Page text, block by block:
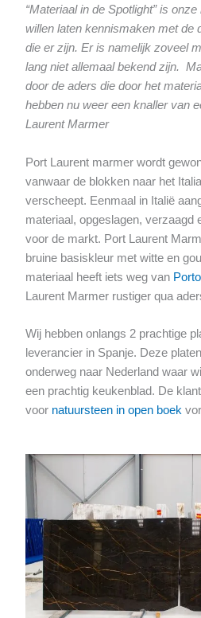
“Materiaal in de Spotlight” is
willen laten kennismaken met de
die er zijn. Er is namelijk zoveel
lang niet allemaal bekend zijn.
door de aders die door het
hebben nu weer een knaller van
Laurent Marmer
Port Laurent marmer wordt
vanwaar de blokken naar het
verscheept. Eenmaal in Italië
materiaal, opgeslagen, verzaagd
voor de markt. Port Laurent
bruine basiskleur met witte en
materiaal heeft iets weg van
Laurent Marmer rustiger qua
Wij hebben onlangs 2 prachtige
leverancier in Spanje. Deze
onderweg naar Nederland waar
een prachtig keukenblad. De
voor natuursteen in open boek